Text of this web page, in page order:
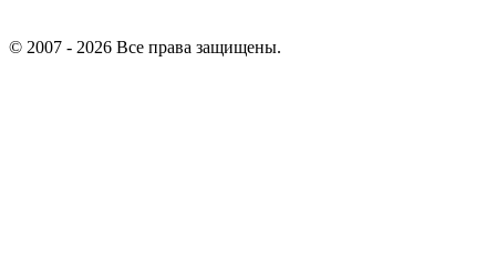
© 2007 - 2026 Все права защищены.